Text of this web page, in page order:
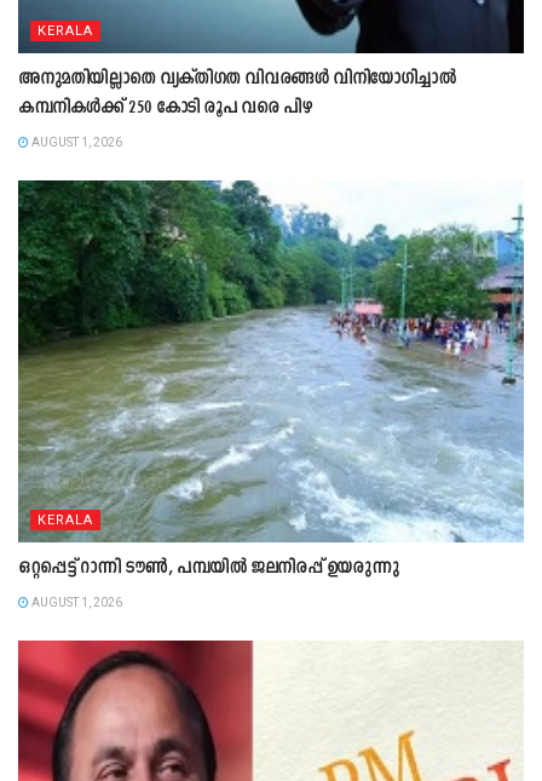
KERALA
അനുമതിയില്ലാതെ വ്യക്തിഗത വിവരങ്ങൾ വിനിയോഗിച്ചാൽ
കമ്പനികൾക്ക് 250 കോടി രൂപ വരെ പിഴ
AUGUST 1, 2026
KERALA
ഒറ്റപ്പെട്ട് റാന്നി ടൗൺ, പമ്പയിൽ ജലനിരപ്പ് ഉയരുന്നു
AUGUST 1, 2026